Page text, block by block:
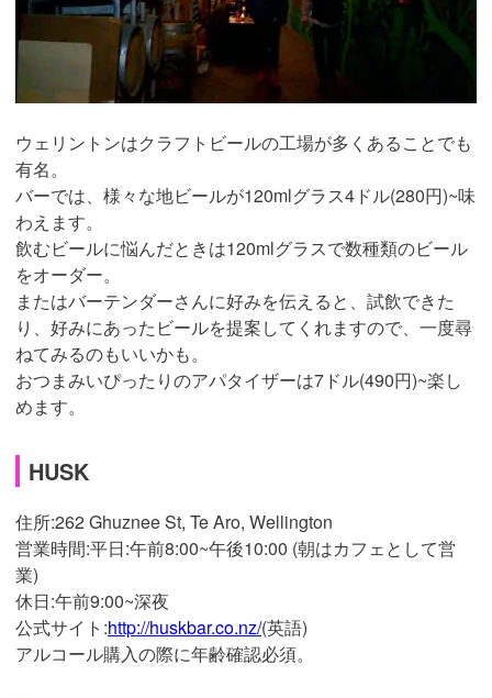
ウェリントンはクラフトビールの工場が多くあることでも
有名。
バーでは、様々な地ビールが120mlグラス4ドル(280円)~味
わえます。
飲むビールに悩んだときは120mlグラスで数種類のビール
をオーダー。
またはバーテンダーさんに好みを伝えると、試飲できた
り、好みにあったビールを提案してくれますので、一度尋
ねてみるのもいいかも。
おつまみいぴったりのアパタイザーは7ドル(490円)~楽し
めます。
HUSK
住所:262 Ghuznee St, Te Aro, Wellington
営業時間:平日:午前8:00~午後10:00 (朝はカフェとして営
業)
休日:午前9:00~深夜
公式サイト:http://huskbar.co.nz/(英語)
アルコール購入の際に年齢確認必須。